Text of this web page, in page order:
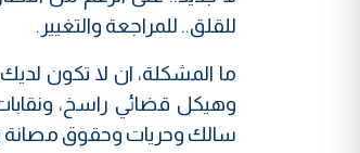
للقلق.. للمراجعة والتغيير.
ما المشكلة، ان لا تكون
وهيكل قضائي راسخ،
سالك وحريات وحقوق مصانة